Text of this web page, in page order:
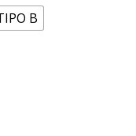
B